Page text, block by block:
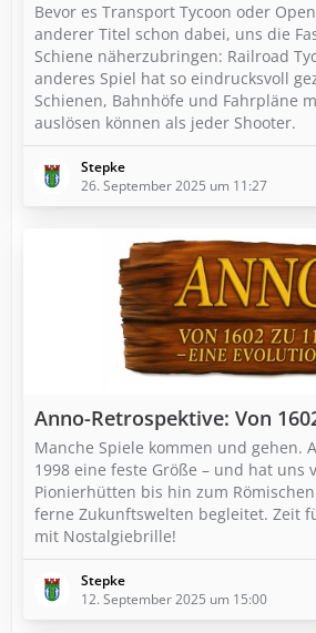
Bevor es Transport Tycoon oder
anderer Titel schon dabei, uns die
Schiene näherzubringen: Railroad
anderes Spiel hat so eindrucksvoll
Schienen, Bahnhöfe und Fahrpläne
auslösen können als jeder Shooter.
Stepke
26. September 2025 um 11:27
Anno-Retrospektive: Von
Manche Spiele kommen und gehen.
1998 eine feste Größe – und hat uns
Pionierhütten bis hin zum
ferne Zukunftswelten begleitet. Zeit
mit Nostalgiebrille!
Stepke
12. September 2025 um 15:00